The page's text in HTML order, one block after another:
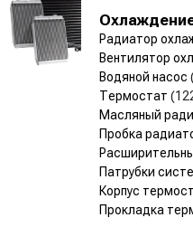
Радиатор
Вентилятор
Водяной насос
Термостат
Масляный
Пробка
Патрубки
Корпус
Прокладка